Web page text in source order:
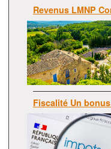
Revenus LMNP
Fiscalité Un